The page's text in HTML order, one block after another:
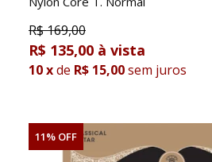
R$169,00
R$ 135,00
10xde R$ 15,00sem juros
11% OFF